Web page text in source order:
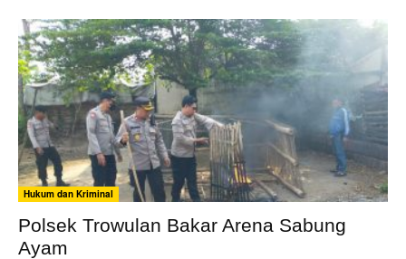
Hukum dan Kriminal
Polsek Trowulan Bakar Arena Sabung
Ayam